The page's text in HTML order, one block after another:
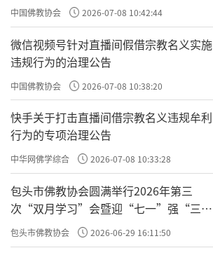
中国佛教协会 2026-07-08 10:42:44
微信视频号针对直播间假借宗教名义实施
违规行为的治理公告
中国佛教协会 2026-07-08 10:38:20
快手关于打击直播间借宗教名义违规牟利
行为的专项治理公告
中华网佛学综合 2026-07-08 10:33:28
包头市佛教协会圆满举行2026年第三
次“双月学习”会暨迎“七一”强“三
爱”主题书画笔会
包头市佛教协会 2026-06-29 16:11:50